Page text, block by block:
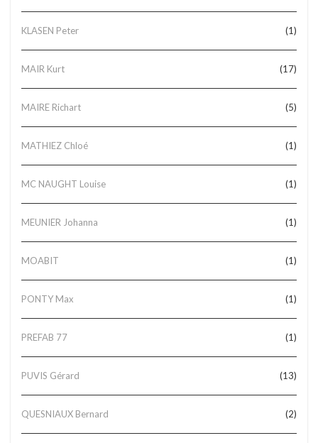
KLASEN Peter (1)
MAIR Kurt (17)
MAIRE Richart (5)
MATHIEZ Chloé (1)
MC NAUGHT Louise (1)
MEUNIER Johanna (1)
MOABIT (1)
PONTY Max (1)
PREFAB 77 (1)
PUVIS Gérard (13)
QUESNIAUX Bernard (2)